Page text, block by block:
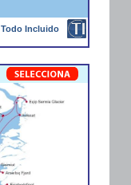
Todo Incluido